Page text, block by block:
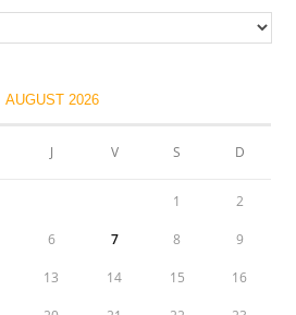
AUGUST 2026
J V S D
1 2
6 7 8 9
13 14 15 16